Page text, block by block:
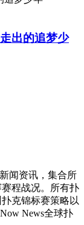
出的追梦少
闻资讯，集合所
程战况。所有扑
克锦标赛策略以
News全球扑